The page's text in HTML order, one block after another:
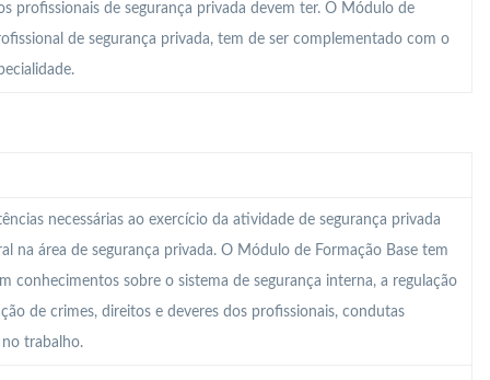
profissionais de segurança privada devem ter. O Módulo de
de segurança privada, tem de ser complementado com o
necessárias ao exercício da atividade de segurança privada
na área de segurança privada. O Módulo de Formação Base tem
conhecimentos sobre o sistema de segurança interna, a regulação
de crimes, direitos e deveres dos profissionais, condutas
no trabalho.